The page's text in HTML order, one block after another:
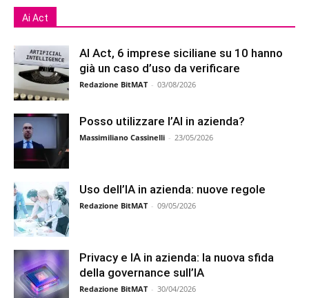
Ai Act
AI Act, 6 imprese siciliane su 10 hanno
già un caso d’uso da verificare
Redazione BitMAT - 03/08/2026
Posso utilizzare l’AI in azienda?
Massimiliano Cassinelli - 23/05/2026
Uso dell’IA in azienda: nuove regole
Redazione BitMAT - 09/05/2026
Privacy e IA in azienda: la nuova sfida
della governance sull’IA
Redazione BitMAT - 30/04/2026